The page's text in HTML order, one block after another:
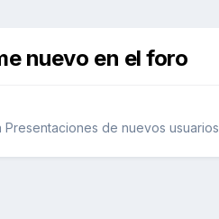
nuevo en el foro
Presentaciones de nuevos usuarios